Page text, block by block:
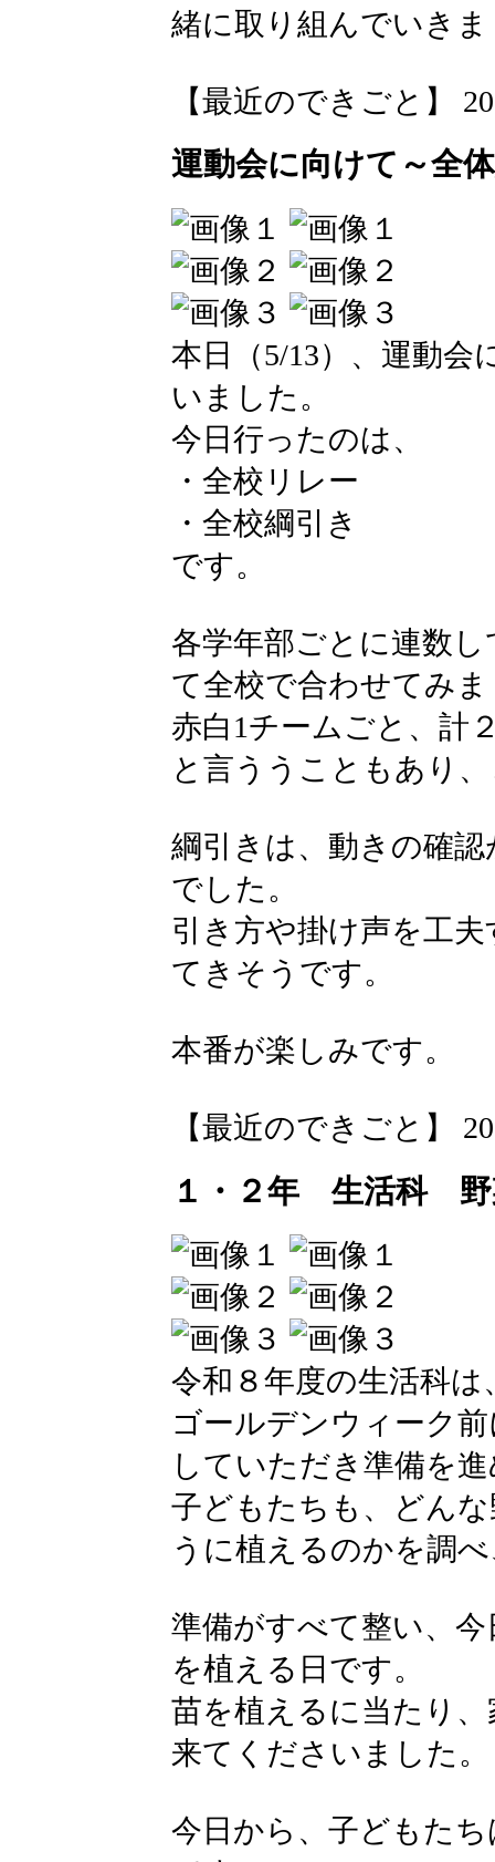
緒に取り組んでいき
【最近のできごと】
運動会に向けて～全
本日（5/13）、運動会
いました。
今日行ったのは、
・全校リレー
・全校綱引き
です。
各学年部ごとに連数
て全校で合わせてみ
赤白1チームごと、計
と言ううこともあり
綱引きは、動きの確
でした。
引き方や掛け声を工
てきそうです。
本番が楽しみです。
【最近のできごと】
１・２年 生活科 野
令和８年度の生活科
ゴールデンウィーク
していただき準備を
子どもたちも、どん
うに植えるのかを調
準備がすべて整い、
を植える日です。
苗を植えるに当たり
来てくださいました。
今日から、子どもた